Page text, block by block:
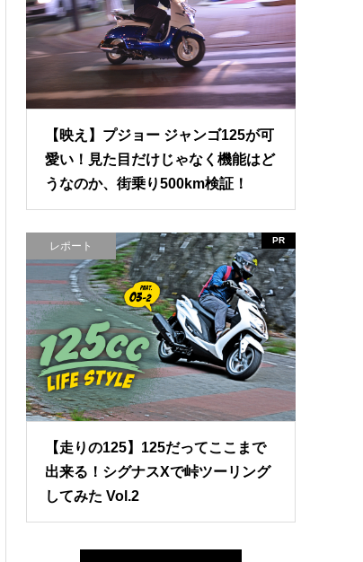
【映え】プジョー ジャンゴ125が可
愛い！見た目だけじゃなく機能はど
うなのか、街乗り500km検証！
レポート PR
【走りの125】125だってここまで
出来る！シグナスXで峠ツーリング
してみた Vol.2